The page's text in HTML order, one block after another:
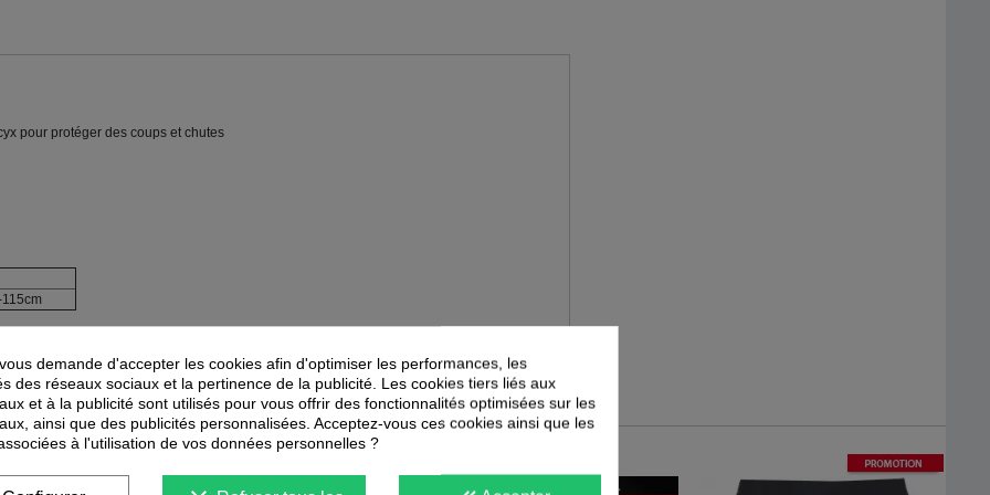
pour protéger des coups et chutes
ÉGALEMENT VOUS INTÉRESSER
PROMOTION
-15%
demande d'accepter les cookies afin d'optimiser les performances, les
des réseaux sociaux et la pertinence de la publicité. Les cookies tiers liés aux
et à la publicité sont utilisés pour vous offrir des fonctionnalités optimisées sur les
ainsi que des publicités personnalisées. Acceptez-vous ces cookies ainsi que les
à l'utilisation de vos données personnelles ?